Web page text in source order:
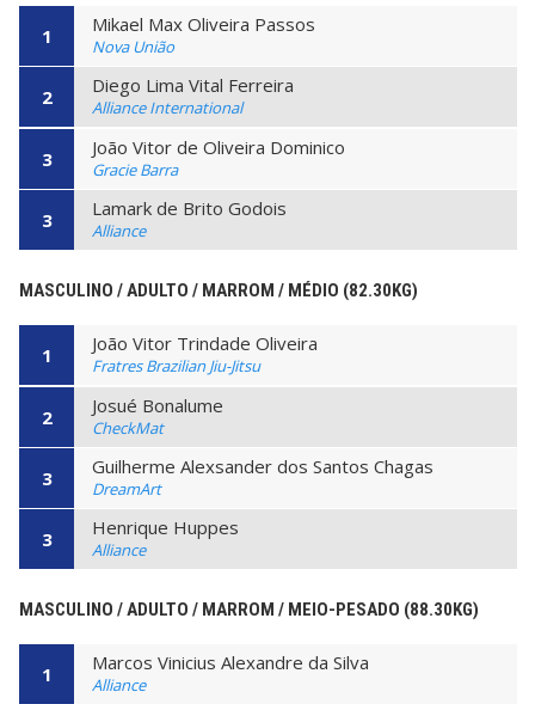
1 Mikael Max Oliveira Passos
Nova União
2 Diego Lima Vital Ferreira
Alliance International
3 João Vitor de Oliveira Dominico
Gracie Barra
3 Lamark de Brito Godois
Alliance
MASCULINO / ADULTO / MARROM / MÉDIO (82.30KG)
1 João Vitor Trindade Oliveira
Fratres Brazilian Jiu-Jitsu
2 Josué Bonalume
CheckMat
3 Guilherme Alexsander dos Santos Chagas
DreamArt
3 Henrique Huppes
Alliance
MASCULINO / ADULTO / MARROM / MEIO-PESADO (88.30KG)
1 Marcos Vinicius Alexandre da Silva
Alliance